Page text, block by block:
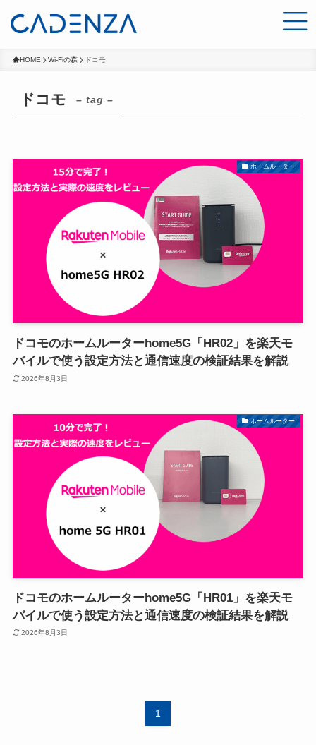
HOME Wi-Fiの森 ドコモ
ドコモ – tag –
ホームルーター
ドコモのホームルーターhome5G「HR02」を楽天モ
バイルで使う設定方法と通信速度の検証結果を解説
2026年8月3日
ホームルーター
ドコモのホームルーターhome5G「HR01」を楽天モ
バイルで使う設定方法と通信速度の検証結果を解説
2026年8月3日
1